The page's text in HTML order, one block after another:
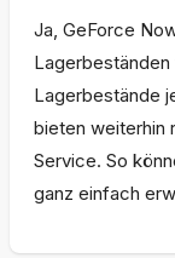
Ja, GeForce
Lagerbestände
bieten weiterhin
Service. So
ganz einfach